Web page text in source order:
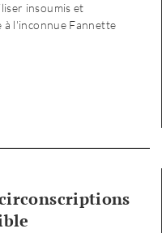
pas
dirigée
insoumis et
l'inconnue Fannette